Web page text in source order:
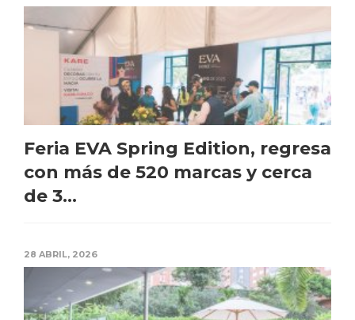
Feria EVA Spring Edition, regresa
con más de 520 marcas y cerca
de 3...
28 ABRIL, 2026